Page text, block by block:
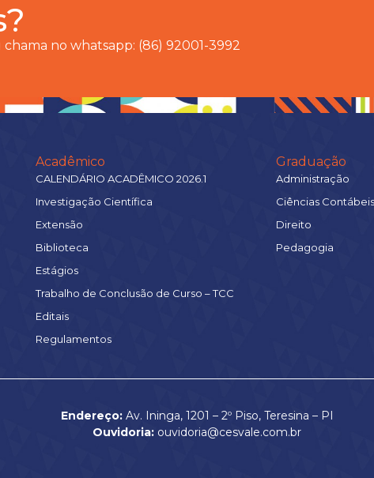
no whatsapp: (86) 92001-3992
Acadêmico
CALENDÁRIO ACADÊMICO 2026.1
Investigação Científica
Extensão
Biblioteca
Estágios
Trabalho de Conclusão de Curso – TCC
Editais
Regulamentos
Graduação
Administração
Ciências Contábeis
Direito
Pedagogia
Endereço:Av. Ininga, 1201 – 2º Piso, Teresina – PI
Ouvidoria: ouvidoria@cesvale.com.br